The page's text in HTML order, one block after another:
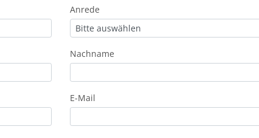
Anrede
Nachname
E-Mail